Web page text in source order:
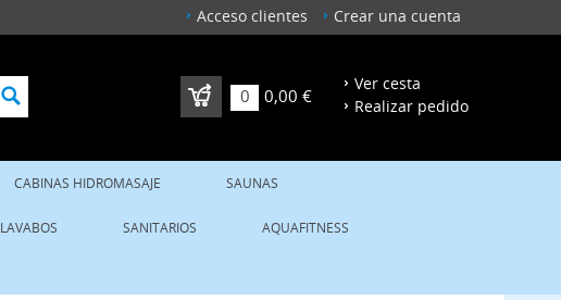
Acceso clientes Crear una cuenta
0 0,00 € Realizar pedido
Ver cesta
CABINAS HIDROMASAJE SAUNAS
LAVABOS SANITARIOS AQUAFITNESS